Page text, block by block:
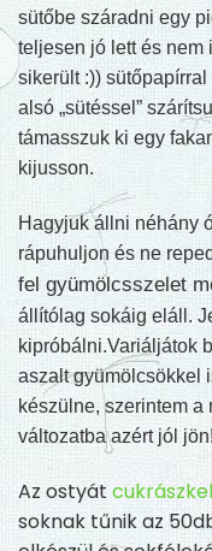
sütőbe száradni egy
teljesen jó lett és nem
sikerült :))
alsó „sütéssel”
támasszuk ki egy
kijusson.
Hagyjuk állni néhány
rápuhuljon és ne
fel gyümölcsszelet
állítólag sokáig eláll.
kipróbálni.Variáljátok
aszalt gyümölcsökkel
készülne, szerintem
változatba azért jól jön!
Az ostyát
soknak tűnik az